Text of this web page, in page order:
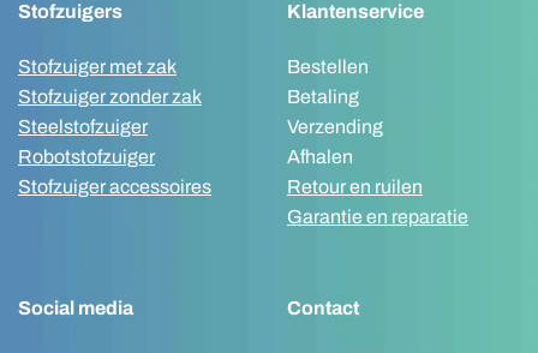
Stofzuigers
Stofzuiger met zak
Stofzuiger zonder zak
Steelstofzuiger
Robotstofzuiger
Stofzuiger accessoires
Klantenservice
Bestellen
Betaling
Verzending
Afhalen
Retour en ruilen
Garantie en reparatie
Social media Contact